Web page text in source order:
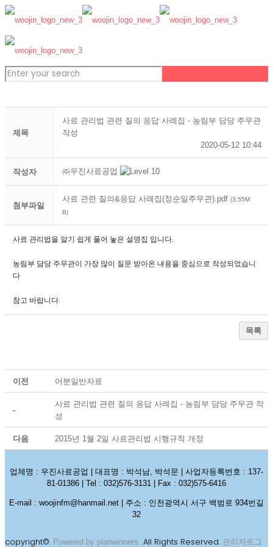
제목
사료 관리법 관련 질의 응답 사례집 - 농림부 담당 주무관
작성
2020-05-12 10:44
작성자 ㈜우진사료공업
첨부파일
사료 관련 질의&응답 사례집(정순일주무관).pdf (3.55M
B)
사료 관리법을 알기 쉽게 풀어 놓은 설명집 입니다.
농림부 담당 주무관이 가장 많이 질문 받아온 내용을 중심으로 작성되었습니
다
참고 바랍니다.
목록
이전 어분일반자료
-
사료 관리법 관련 질의 응답 사례집 - 농림부 담당 주무관 작
성
다음 2015년 1월 2일 사료관리법 시행규칙 개정
업체명 : 우진사료공업 | 대표명 : 박석남, 박석문 | 사업자등록번호 : 137-
81-01386 | Tel : 032)576-3131 | Fax : 032)575-6416
E-mail : woojinfm@hanmail.net | 주소 : 인천광역시 서구 백범로 934번길
32
copyright©. Powered by planwinners. All Rights Reserved. 관리자로그